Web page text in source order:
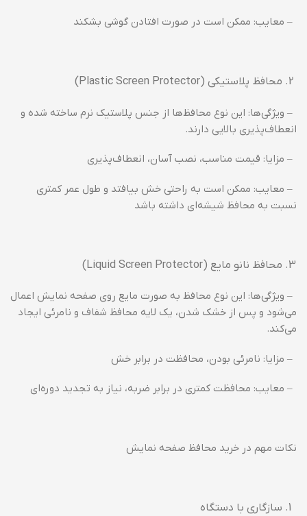
– معایب: ممکن است در صورت افتادن گوشی بشکند
محافظ پلاستیکی (Plastic Screen Protector)
– ویژگی‌ها: این نوع محافظ‌ها از جنس پلاستیک نرم ساخته شده و
انعطاف‌پذیری بالایی دارند.
– مزایا: قیمت مناسب، نصب آسان، انعطاف‌پذیری
– معایب: ممکن است به راحتی خش بیافتد و طول عمر کمتری
نسبت به محافظ شیشه‌ای داشته باشد
محافظ نانو مایع (Liquid Screen Protector)
– ویژگی‌ها: این نوع محافظ به صورت مایع روی صفحه نمایش اعمال
می‌شود و پس از خشک شدن، یک لایه محافظ شفاف و نامرئی ایجاد
می‌کند.
– مزایا: نامرئی بودن، محافظت در برابر خش
– معایب: محافظت کمتری در برابر ضربه، نیاز به تجدید دوره‌ای
نکات مهم در خرید محافظ صفحه نمایش
سازگاری با دستگاه